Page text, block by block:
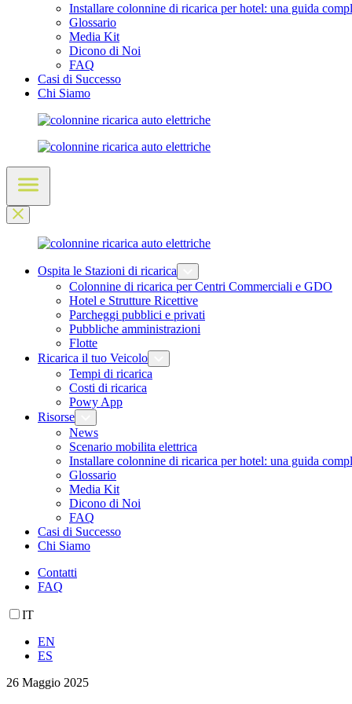
Installare colonnine di ricarica per hotel: una guida
Glossario
Media Kit
Dicono di Noi
FAQ
Casi di Successo
Chi Siamo
Ospita le Stazioni di ricarica
Colonnine di ricarica per Centri Commerciali e GDO
Hotel e Strutture Ricettive
Parcheggi pubblici e privati
Pubbliche amministrazioni
Flotte
Ricarica il tuo Veicolo
Tempi di ricarica
Costi di ricarica
Powy App
Risorse
News
Scenario mobilita elettrica
Installare colonnine di ricarica per hotel: una guida
Glossario
Media Kit
Dicono di Noi
FAQ
Casi di Successo
Chi Siamo
Contatti
FAQ
IT
EN
ES
26 Maggio 2025